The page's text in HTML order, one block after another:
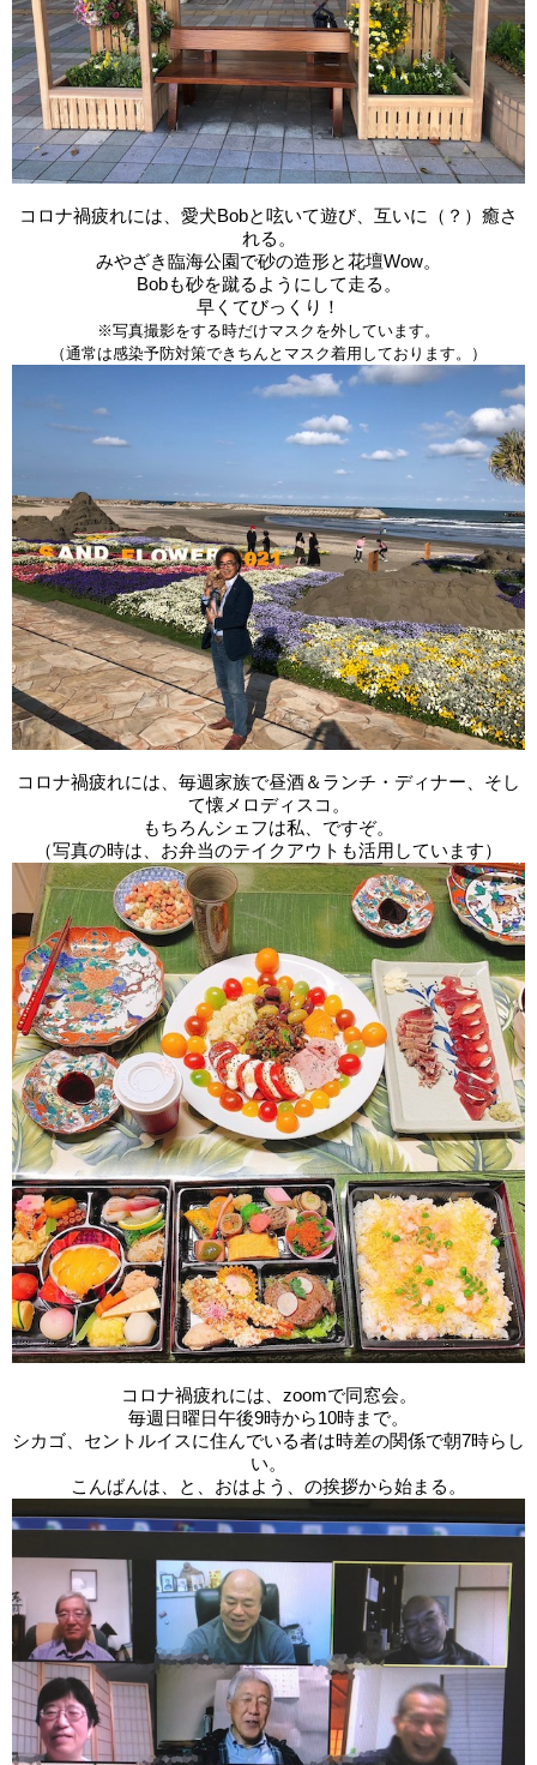
コロナ禍疲れには、愛犬Bobと呟いて遊び、互いに（？）癒さ
れる。
みやざき臨海公園で砂の造形と花壇Wow。
Bobも砂を蹴るようにして走る。
早くてびっくり！
※写真撮影をする時だけマスクを外しています。
（通常は感染予防対策できちんとマスク着用しております。）
コロナ禍疲れには、毎週家族で昼酒＆ランチ・ディナー、そし
て懐メロディスコ。
もちろんシェフは私、ですぞ。
（写真の時は、お弁当のテイクアウトも活用しています）
コロナ禍疲れには、zoomで同窓会。
毎週日曜日午後9時から10時まで。
シカゴ、セントルイスに住んでいる者は時差の関係で朝7時らし
い。
こんばんは、と、おはよう、の挨拶から始まる。